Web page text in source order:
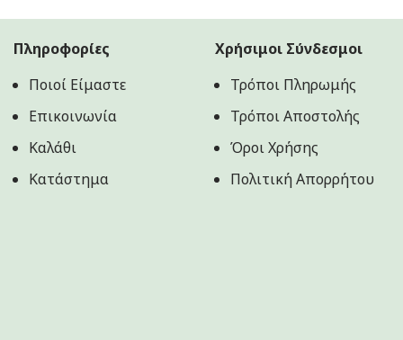
Πληροφορίες
Ποιοί Είμαστε
Επικοινωνία
Καλάθι
Κατάστημα
Χρήσιμοι Σύνδεσμοι
Τρόποι Πληρωμής
Τρόποι Αποστολής
Όροι Χρήσης
Πολιτική Aπορρήτου